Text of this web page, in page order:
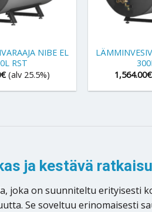
NIBE EL
RST
€ (alv 25.5%)
1,564.00€
ja kestävä
joka on suunniteltu erityisesti
Se soveltuu erinomaisesti